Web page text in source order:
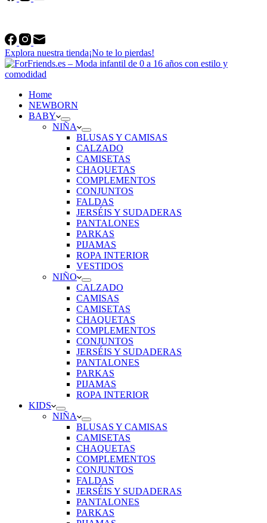
Explora nuestra tienda¡No te lo pierdas!
Home
NEWBORN
BABY
NIÑA
BLUSAS Y CAMISAS
CALZADO
CAMISETAS
CHAQUETAS
COMPLEMENTOS
CONJUNTOS
FALDAS
JERSÉIS Y SUDADERAS
PANTALONES
PARKAS
PIJAMAS
ROPA INTERIOR
VESTIDOS
NIÑO
CALZADO
CAMISAS
CAMISETAS
CHAQUETAS
COMPLEMENTOS
CONJUNTOS
JERSÉIS Y SUDADERAS
PANTALONES
PARKAS
PIJAMAS
ROPA INTERIOR
KIDS
NIÑA
BLUSAS Y CAMISAS
CAMISETAS
CHAQUETAS
COMPLEMENTOS
CONJUNTOS
FALDAS
JERSÉIS Y SUDADERAS
PANTALONES
PARKAS